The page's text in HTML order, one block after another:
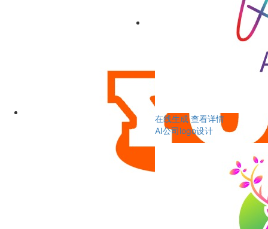
在线生成 查看详情
AI公司logo设计